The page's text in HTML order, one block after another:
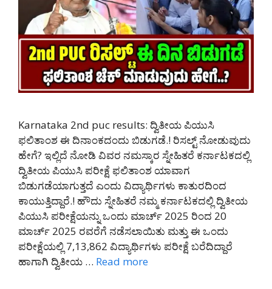
Karnataka 2nd puc results: ದ್ವಿತೀಯ ಪಿಯುಸಿ
ಫಲಿತಾಂಶ ಈ ದಿನಾಂಕದಂದು ಬಿಡುಗಡೆ.! ರಿಸಲ್ಟ್ ನೋಡುವುದು
ಹೇಗೆ? ಇಲ್ಲಿದೆ ನೋಡಿ ವಿವರ ನಮಸ್ಕಾರ ಸ್ನೇಹಿತರೆ ಕರ್ನಾಟಕದಲ್ಲಿ
ದ್ವಿತೀಯ ಪಿಯುಸಿ ಪರೀಕ್ಷೆ ಫಲಿತಾಂಶ ಯಾವಾಗ
ಬಿಡುಗಡೆಯಾಗುತ್ತದೆ ಎಂದು ವಿದ್ಯಾರ್ಥಿಗಳು ಕಾತುರದಿಂದ
ಕಾಯುತ್ತಿದ್ದಾರೆ.! ಹೌದು ಸ್ನೇಹಿತರೆ ನಮ್ಮ ಕರ್ನಾಟಕದಲ್ಲಿ ದ್ವಿತೀಯ
ಪಿಯುಸಿ ಪರೀಕ್ಷೆಯನ್ನು ಒಂದು ಮಾರ್ಚ್ 2025 ರಿಂದ 20
ಮಾರ್ಚ್ 2025 ರವರೆಗೆ ನಡೆಸಲಾಯಿತು ಮತ್ತು ಈ ಒಂದು
ಪರೀಕ್ಷೆಯಲ್ಲಿ 7,13,862 ವಿದ್ಯಾರ್ಥಿಗಳು ಪರೀಕ್ಷೆ ಬರೆದಿದ್ದಾರೆ
ಹಾಗಾಗಿ ದ್ವಿತೀಯ … Read more